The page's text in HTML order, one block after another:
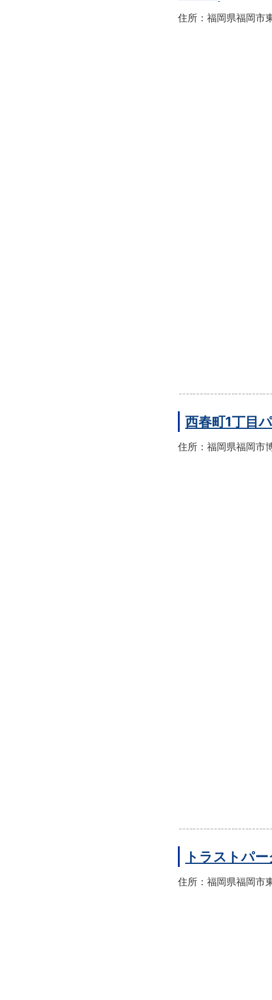
住所：福岡県福岡市
西春町1丁目
住所：福岡県福岡市
トラストパ
住所：福岡県福岡市